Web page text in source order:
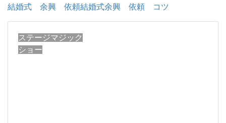
結婚式 余興 依頼結婚式余興 依頼 コツ
ステージマジック
ショー